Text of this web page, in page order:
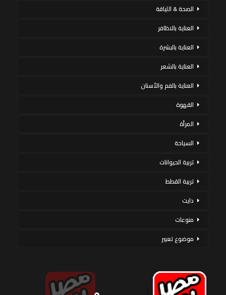
الصحة & اللياقة
العناية بالاظافر
العناية بالبشرة
العناية بالشعر
العناية بالفم والأسنان
القهوة
المرأة
السياحة
تربية الحيوانات
تربية القطط
دايت
منوعات
موضوع تعبير